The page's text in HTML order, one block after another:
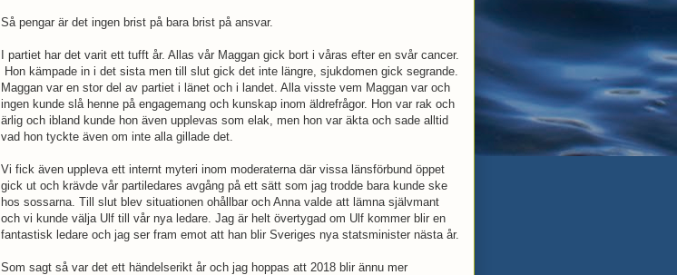
Så pengar är det ingen brist på bara brist på ansvar.
I partiet har det varit ett tufft år. Allas vår Maggan gick bort i våras efter en svår cancer.
Hon kämpade in i det sista men till slut gick det inte längre, sjukdomen gick segrande.
Maggan var en stor del av partiet i länet och i landet. Alla visste vem Maggan var och
ingen kunde slå henne på engagemang och kunskap inom äldrefrågor. Hon var rak och
ärlig och ibland kunde hon även upplevas som elak, men hon var äkta och sade alltid
vad hon tyckte även om inte alla gillade det.
Vi fick även uppleva ett internt myteri inom moderaterna där vissa länsförbund öppet
gick ut och krävde vår partiledares avgång på ett sätt som jag trodde bara kunde ske
hos sossarna. Till slut blev situationen ohållbar och Anna valde att lämna självmant
och vi kunde välja Ulf till vår nya ledare. Jag är helt övertygad om Ulf kommer blir en
fantastisk ledare och jag ser fram emot att han blir Sveriges nya statsminister nästa år.
Som sagt så var det ett händelserikt år och jag hoppas att 2018 blir ännu mer